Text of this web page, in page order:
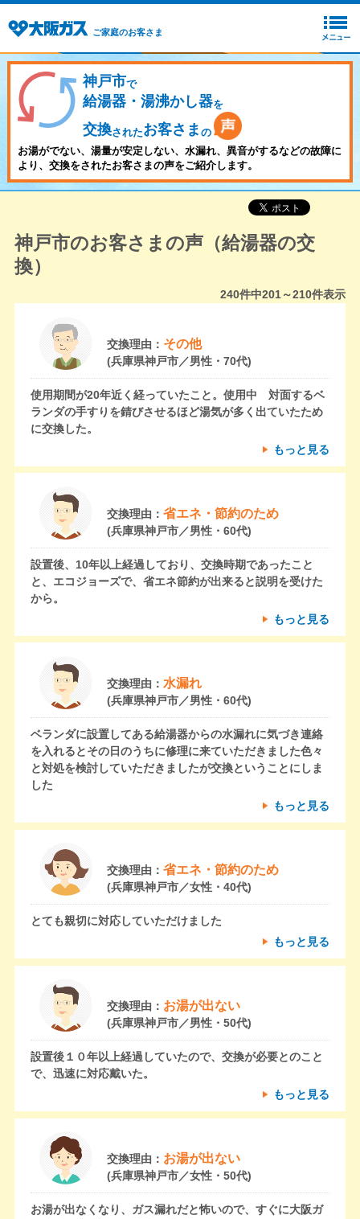
ご家庭のお客さま
神戸市で
給湯器・湯沸かし器を
交換されたお客さま の
お湯がでない、湯量が安定しない、水漏れ、異音がするなどの故障に
より、交換をされたお客さまの声をご紹介します。
神戸市のお客さまの声（給湯器の交
換）
240件中201～210件表示
交換理由： その他
(兵庫県神戸市／男性・70代)
使用期間が20年近く経っていたこと。使用中 対面するベ
ランダの手すりを錆びさせるほど湯気が多く出ていたため
に交換した。
もっと見る
交換理由： 省エネ・節約のため
(兵庫県神戸市／男性・60代)
設置後、10年以上経過しており、交換時期であったこと
と、エコジョーズで、省エネ節約が出来ると説明を受けた
から。
もっと見る
交換理由： 水漏れ
(兵庫県神戸市／男性・60代)
ベランダに設置してある給湯器からの水漏れに気づき連絡
を入れるとその日のうちに修理に来ていただきました色々
と対処を検討していただきましたが交換ということにしま
した
もっと見る
交換理由： 省エネ・節約のため
(兵庫県神戸市／女性・40代)
とても親切に対応していただけました
もっと見る
交換理由： お湯が出ない
(兵庫県神戸市／男性・50代)
設置後１０年以上経過していたので、交換が必要とのこと
で、迅速に対応戴いた。
もっと見る
交換理由： お湯が出ない
(兵庫県神戸市／女性・50代)
お湯が出なくなり、ガス漏れだと怖いので、すぐに大阪ガ